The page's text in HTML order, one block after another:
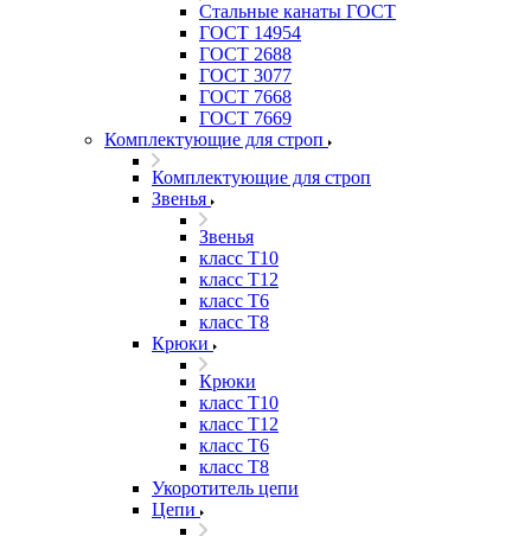
Стальные канаты ГОСТ
ГОСТ 14954
ГОСТ 2688
ГОСТ 3077
ГОСТ 7668
ГОСТ 7669
Комплектующие для строп
Комплектующие для строп
Звенья
Звенья
класс Т10
класс Т12
класс Т6
класс Т8
Крюки
Крюки
класс Т10
класс Т12
класс Т6
класс Т8
Укоротитель цепи
Цепи